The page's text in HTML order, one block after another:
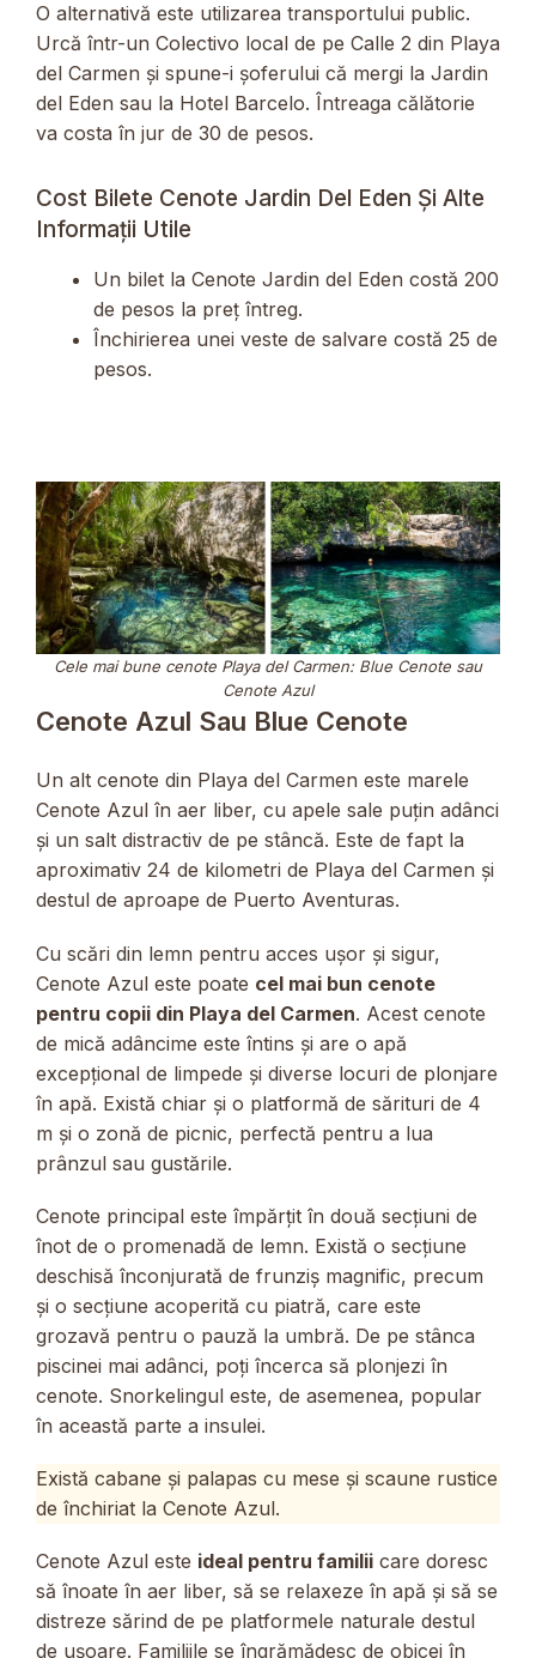
O alternativă este utilizarea transportului public.
Urcă într-un Colectivo local de pe Calle 2 din Playa
del Carmen și spune-i șoferului că mergi la Jardin
del Eden sau la Hotel Barcelo. Întreaga călătorie
va costa în jur de 30 de pesos.
Cost Bilete Cenote Jardin Del Eden Și Alte
Informații Utile
Un bilet la Cenote Jardin del Eden costă 200
de pesos la preț întreg.
Închirierea unei veste de salvare costă 25 de
pesos.
Cele mai bune cenote Playa del Carmen: Blue Cenote sau
Cenote Azul
Cenote Azul Sau Blue Cenote
Un alt cenote din Playa del Carmen este marele
Cenote Azul în aer liber, cu apele sale puțin adânci
și un salt distractiv de pe stâncă. Este de fapt la
aproximativ 24 de kilometri de Playa del Carmen și
destul de aproape de Puerto Aventuras.
Cu scări din lemn pentru acces ușor și sigur,
Cenote Azul este poate cel mai bun cenote
pentru copii din Playa del Carmen. Acest cenote
de mică adâncime este întins și are o apă
excepțional de limpede și diverse locuri de plonjare
în apă. Există chiar și o platformă de sărituri de 4
m și o zonă de picnic, perfectă pentru a lua
prânzul sau gustările.
Cenote principal este împărțit în două secțiuni de
înot de o promenadă de lemn. Există o secțiune
deschisă înconjurată de frunziș magnific, precum
și o secțiune acoperită cu piatră, care este
grozavă pentru o pauză la umbră. De pe stânca
piscinei mai adânci, poți încerca să plonjezi în
cenote. Snorkelingul este, de asemenea, popular
în această parte a insulei.
Există cabane și palapas cu mese și scaune rustice
de închiriat la Cenote Azul.
Cenote Azul este ideal pentru familii care doresc
să înoate în aer liber, să se relaxeze în apă și să se
distreze sărind de pe platformele naturale destul
de ușoare. Familiile se îngrămădesc de obicei în